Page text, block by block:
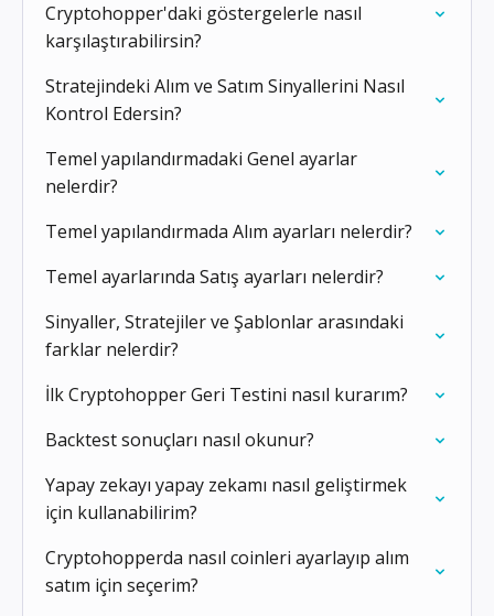
Cryptohopper'daki göstergelerle nasıl
karşılaştırabilirsin?
Stratejindeki Alım ve Satım Sinyallerini Nasıl
Kontrol Edersin?
Temel yapılandırmadaki Genel ayarlar
nelerdir?
Temel yapılandırmada Alım ayarları nelerdir?
Temel ayarlarında Satış ayarları nelerdir?
Sinyaller, Stratejiler ve Şablonlar arasındaki
farklar nelerdir?
İlk Cryptohopper Geri Testini nasıl kurarım?
Backtest sonuçları nasıl okunur?
Yapay zekayı yapay zekamı nasıl geliştirmek
için kullanabilirim?
Cryptohopperda nasıl coinleri ayarlayıp alım
satım için seçerim?